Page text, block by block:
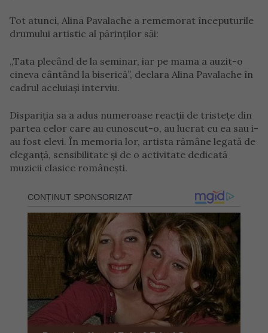
Tot atunci, Alina Pavalache a rememorat începuturile
drumului artistic al părinților săi:
„Tata plecând de la seminar, iar pe mama a auzit-o
cineva cântând la biserică”, declara Alina Pavalache în
cadrul aceluiași interviu.
Dispariția sa a adus numeroase reacții de tristețe din
partea celor care au cunoscut-o, au lucrat cu ea sau i-
au fost elevi. În memoria lor, artista rămâne legată de
eleganță, sensibilitate și de o activitate dedicată
muzicii clasice românești.